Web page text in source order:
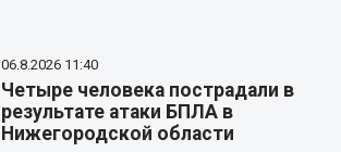
06.8.2026 11:40
Четыре человека пострадали в
результате атаки БПЛА в
Нижегородской области